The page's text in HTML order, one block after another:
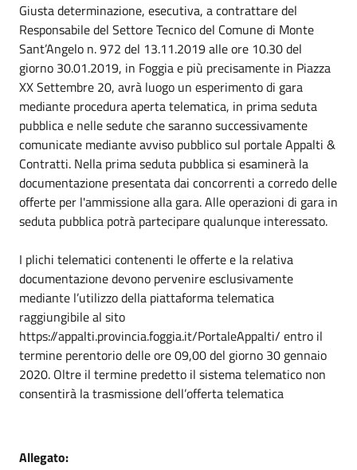
Giusta determinazione, esecutiva, a contrattare del
Responsabile del Settore Tecnico del Comune di Monte
Sant’Angelo n. 972 del 13.11.2019 alle ore 10.30 del
giorno 30.01.2019, in Foggia e più precisamente in Piazza
XX Settembre 20, avrà luogo un esperimento di gara
mediante procedura aperta telematica, in prima seduta
pubblica e nelle sedute che saranno successivamente
comunicate mediante avviso pubblico sul portale Appalti &
Contratti. Nella prima seduta pubblica si esaminerà la
documentazione presentata dai concorrenti a corredo delle
offerte per l'ammissione alla gara. Alle operazioni di gara in
seduta pubblica potrà partecipare qualunque interessato.
I plichi telematici contenenti le offerte e la relativa
documentazione devono pervenire esclusivamente
mediante l’utilizzo della piattaforma telematica
raggiungibile al sito
https://appalti.provincia.foggia.it/PortaleAppalti/ entro il
termine perentorio delle ore 09,00 del giorno 30 gennaio
2020. Oltre il termine predetto il sistema telematico non
consentirà la trasmissione dell’offerta telematica
Allegato: